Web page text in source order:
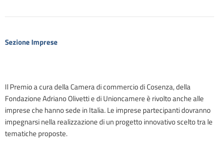
Sezione Imprese
Il Premio a cura della Camera di commercio di Cosenza, della
Fondazione Adriano Olivetti e di Unioncamere è rivolto anche alle
imprese che hanno sede in Italia. Le imprese partecipanti dovranno
impegnarsi nella realizzazione di un progetto innovativo scelto tra le
tematiche proposte.